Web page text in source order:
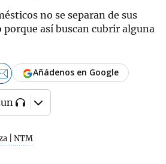
no se separan de sus
porque así buscan cubrir alguna
| NTM
Añádenos en Google